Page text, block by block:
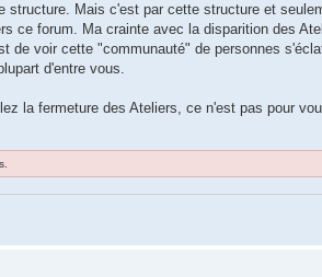
structure. Mais c'est par cette structure et
ce forum. Ma crainte avec la disparition des
de voir cette "communauté" de personnes
d'entre vous.
la fermeture des Ateliers, ce n'est pas pour